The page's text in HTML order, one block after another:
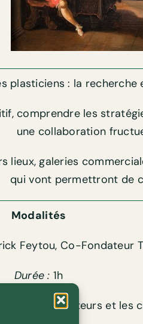
plasticiens : la
comprendre les
une collaboration
lieux, galeries
qui vont permettront de
Modalités
Feytou, Co-Fondateur
Durée : 1h
tous les créateurs et les